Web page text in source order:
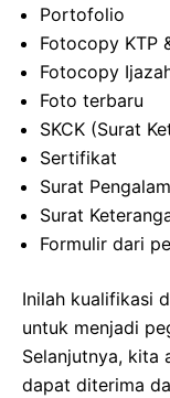
Portofolio
Fotocopy KTP
Fotocopy
Foto terbaru
SKCK (Surat
Sertifikat
Surat
Surat
Formulir dari
Inilah kualifikasi
untuk menjadi
Selanjutnya, kita
dapat diterima